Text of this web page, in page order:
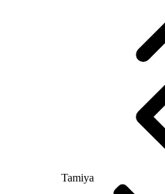
Tamiya